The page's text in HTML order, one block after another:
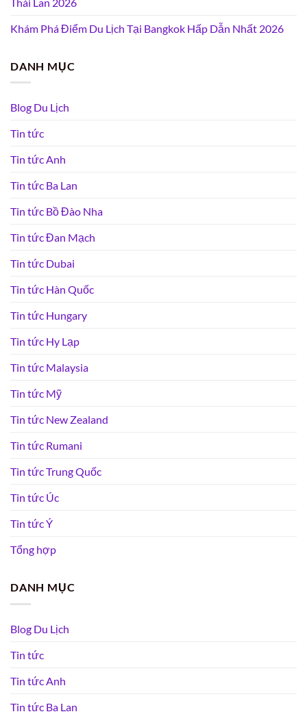
Khám Phá Điểm Du Lịch Tại Bangkok Hấp Dẫn Nhất 2026
DANH MỤC
Blog Du Lịch
Tin tức
Tin tức Anh
Tin tức Ba Lan
Tin tức Bồ Đào Nha
Tin tức Đan Mạch
Tin tức Dubai
Tin tức Hàn Quốc
Tin tức Hungary
Tin tức Hy Lạp
Tin tức Malaysia
Tin tức Mỹ
Tin tức New Zealand
Tin tức Rumani
Tin tức Trung Quốc
Tin tức Úc
Tin tức Ý
Tổng hợp
DANH MỤC
Blog Du Lịch
Tin tức
Tin tức Anh
Tin tức Ba Lan